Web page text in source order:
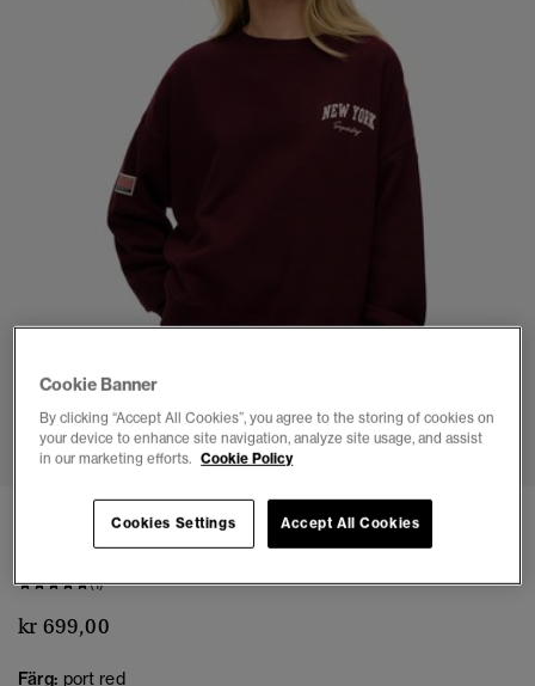
1 2 3 4 5
Athletic Essentials avslappnad rundhalsad
sweatshirt
(1)
kr 699,00
Färg: port red
Cookie Banner
By clicking “Accept All Cookies”, you agree to the storing of cookies on
your device to enhance site navigation, analyze site usage, and assist
in our marketing efforts. Cookie Policy
Accept All Cookies
Cookies Settings